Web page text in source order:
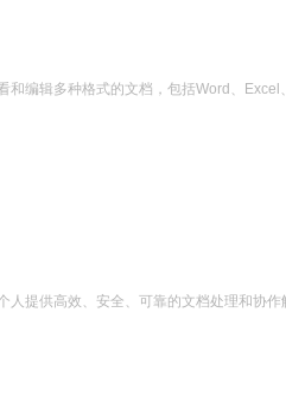
和编辑多种格式的文档，包括Word、
提供高效、安全、可靠的文档处理和协